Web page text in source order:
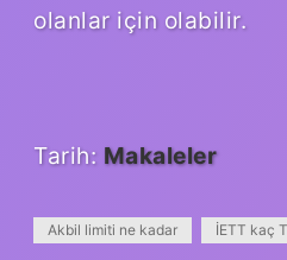
olanlar için olabilir.
Tarih: Makaleler
Akbil limiti ne kadar İETT kaç